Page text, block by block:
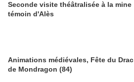
Seconde visite théâtralisée à la mine
témoin d'Alès
Animations médiévales, Fête du Drac
de Mondragon (84)